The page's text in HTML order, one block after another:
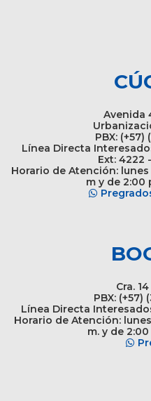
Avenida
PBX: (+57)
Línea Directa
Ext: 4222
Horario de Atención: lunes
m y de 2:00
Cra.
PBX: (+57)
Línea Directa
Horario de Atención:
m. y de